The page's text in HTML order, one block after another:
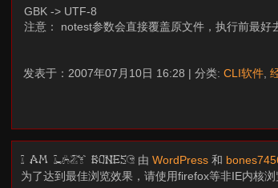
GBK -> UTF-8
注意： notest参数会直接覆盖原文件，执行前最好
发表于：2007年07月10日 16:28 | 分类: CLI软件
I am LAZY bones? 由WordPress 和
为了达到最佳浏览效果，请使用firefox等非IE内核